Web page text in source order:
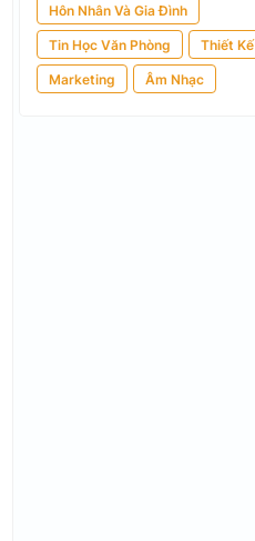
Hôn Nhân Và Gia Đình
Tin Học Văn Phòng Thiết Kế
Marketing Âm Nhạc